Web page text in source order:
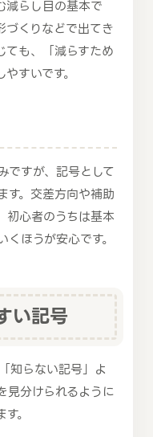
減らし目の基本で
づくりなどで出てき
ても、「減らすため
すいです。
ですが、記号として
す。交差方向や補助
初心者のうちは基本
ほうが安心です。
い記号
知らない記号」よ
見分けられるように
。